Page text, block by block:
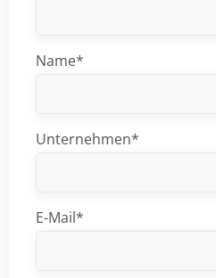
Name*
Unternehmen*
E-Mail*